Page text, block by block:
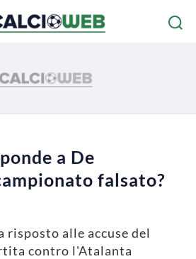
a De
falsato?
risposto alle accuse del
contro l'Atalanta